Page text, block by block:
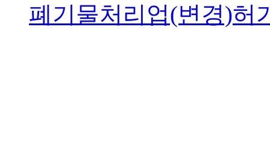
폐기물처리업(변경)허